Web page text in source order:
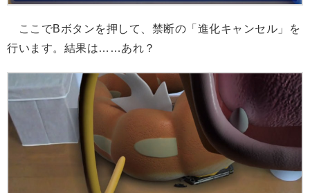
ここでBボタンを押して、禁断の「進化キャンセル」を
行います。結果は……あれ？